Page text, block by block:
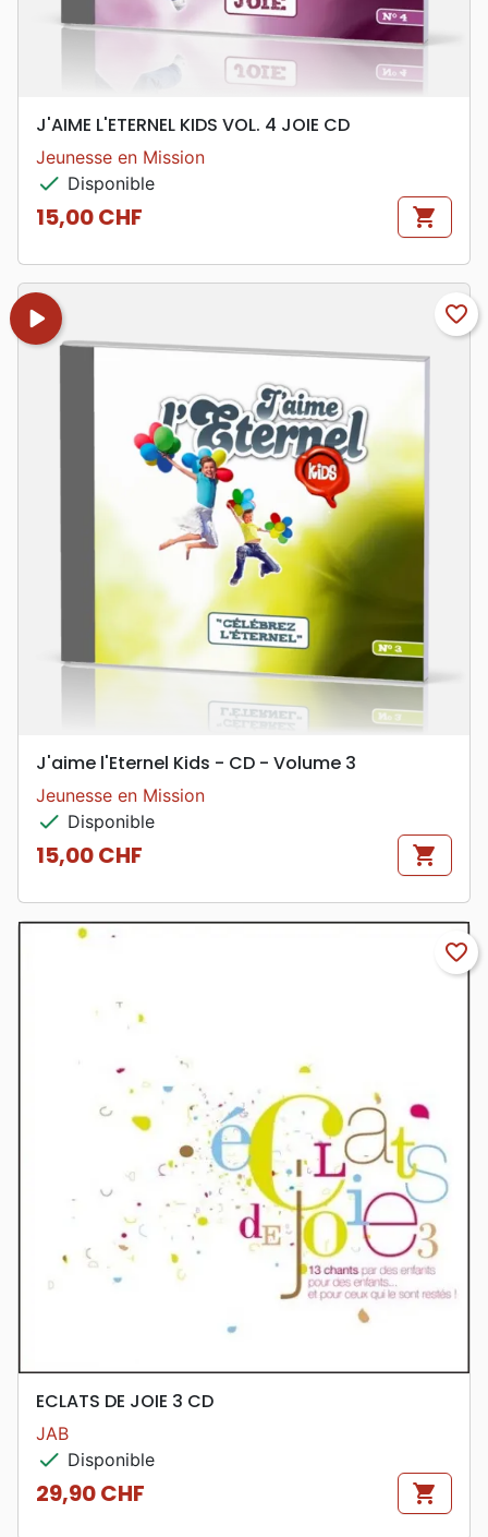
J'AIME L'ETERNEL KIDS VOL. 4 JOIE CD
Jeunesse en Mission
check Disponible
Prix
15,00 CHF shopping_cart
play_arrow favorite_border
J'aime l'Eternel Kids - CD - Volume 3
Jeunesse en Mission
check Disponible
Prix
15,00 CHF shopping_cart
favorite_border
ECLATS DE JOIE 3 CD
JAB
check Disponible
Prix
29,90 CHF shopping_cart